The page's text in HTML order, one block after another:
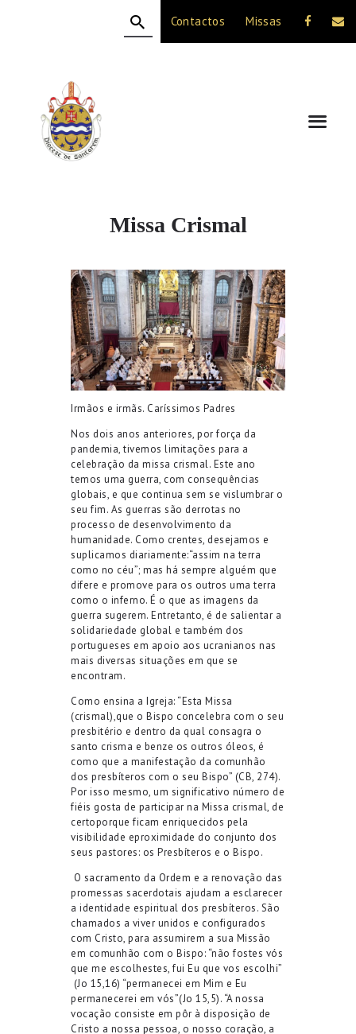
Contactos Missas
Missa Crismal
A DIOCESE
CELEBRAÇÃO
VIDA CRISTÃ
NOTÍCIAS
Irmãos e irmãs. Caríssimos Padres
Nos dois anos anteriores, por força da
pandemia,tivemos limitações para a
celebração da missa crismal. Este ano
temos uma guerra, com consequências
globais, e que continua sem se vislumbrar o
seu fim. As guerras são derrotas no
processo de desenvolvimento da
humanidade. Como crentes, desejamos e
suplicamos diariamente:“assim na terra
como no céu”; mas há sempre alguém que
difere e promove para os outros umaterra
como o inferno. É o que as imagens da
guerra sugerem. Entretanto, é de salientar a
solidariedade global e também dos
portugueses em apoio aos ucranianos nas
mais diversas situações em que se
encontram.
Como ensina a Igreja: “Esta Missa
(crismal),que o Bispo concelebra com o seu
presbitério e dentro da qual consagra o
santo crisma e benze os outros óleos, é
como que a manifestação da comunhão
dos presbíteros com o seu Bispo” (CB, 274).
Por isso mesmo, um significativo número de
fiéis gosta de participar na Missa crismal, de
certoporqueficam enriquecidos pela
visibilidade eproximidade do conjunto dos
seus pastores: os Presbíteros e o Bispo.
O sacramento da Ordem e a renovação das
promessas sacerdotais ajudam a esclarecer
a identidade espiritual dos presbíteros. São
chamados a viver unidos e configurados
com Cristo, para assumirem a sua Missão
em comunhão com o Bispo: “não fostes vós
que me escolhestes, fui Eu que vos escolhi”
(Jo 15,16) “permanecei em Mim e Eu
permanecerei em vós”(Jo 15,5). “A nossa
vocação consiste em pôr à disposição de
Cristo a nossa pessoa, o nosso coração, a